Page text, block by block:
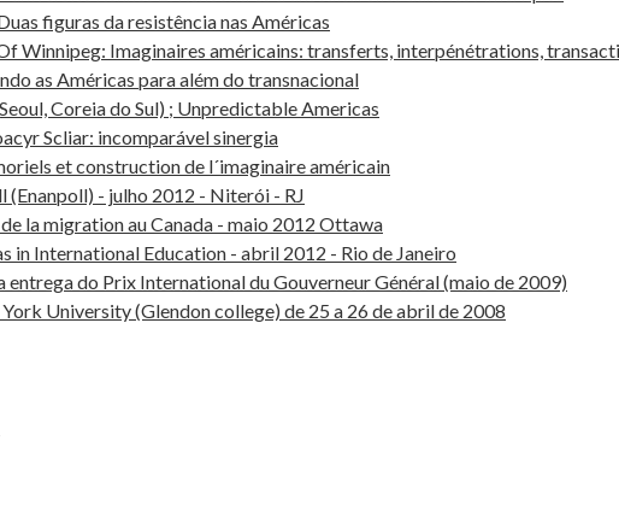
figuras da resistência nas Américas
Winnipeg: Imaginaires américains: transferts, interpénétrations,
as Américas para além do transnacional
Coreia do Sul) ; Unpredictable Americas
Scliar: incomparável sinergia
et construction de l´imaginaire américain
- julho 2012 - Niterói - RJ
la migration au Canada - maio 2012 Ottawa
in International Education - abril 2012 - Rio de Janeiro
do Prix International du Gouverneur Général (maio de 2009)
University (Glendon college) de 25 a 26 de abril de 2008